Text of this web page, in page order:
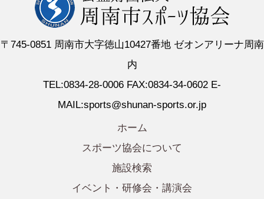
〒745-0851 周南市大字徳山10427番地 ゼオンアリーナ周南
内
TEL:0834-28-0006 FAX:0834-34-0602 E-
MAIL:sports@shunan-sports.or.jp
ホーム
スポーツ協会について
施設検索
イベント・研修会・講演会